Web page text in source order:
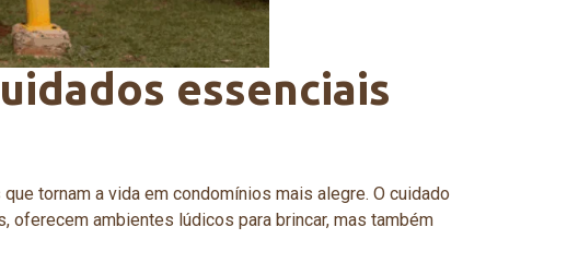
essenciais
tornam a vida em condomínios mais alegre. O cuidado
ambientes lúdicos para brincar, mas também